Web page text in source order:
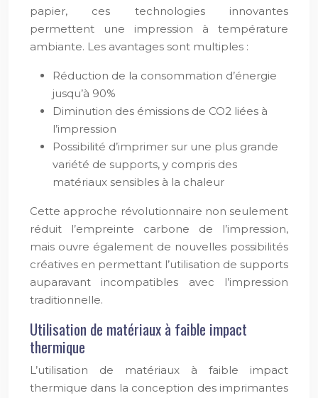
papier, ces technologies innovantes
permettent une impression à température
ambiante. Les avantages sont multiples :
Réduction de la consommation d’énergie
jusqu’à 90%
Diminution des émissions de CO2 liées à
l’impression
Possibilité d’imprimer sur une plus grande
variété de supports, y compris des
matériaux sensibles à la chaleur
Cette approche révolutionnaire non seulement
réduit l’empreinte carbone de l’impression,
mais ouvre également de nouvelles possibilités
créatives en permettant l’utilisation de supports
auparavant incompatibles avec l’impression
traditionnelle.
Utilisation de matériaux à faible impact
thermique
L’utilisation de matériaux à faible impact
thermique dans la conception des imprimantes